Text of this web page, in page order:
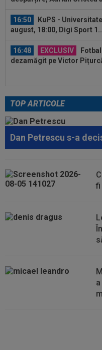
16:50
KuPS -
august, 18:00, Digi Sport
16:48 EXCLUSIV
dezamăgit pe Victor
Yan
17:16
FIFA încă
euro după Campionatul
17:15
Ioan Varga a făcut
17:09
Dur! România a
la Campionatul Mondial.
a făcut fiica sa Teodora:
TOP ARTICOLE
Dan Petrescu s-a
fi